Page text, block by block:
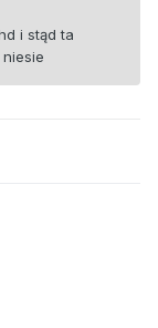
i stąd ta